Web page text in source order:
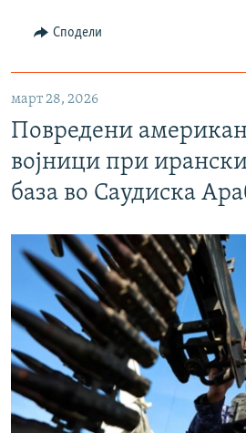
Сподели
март 28, 2026
Повредени
војници при
база во Саудиска